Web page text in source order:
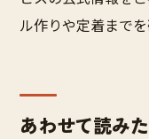
ル作りや定着まで
あわせて読み